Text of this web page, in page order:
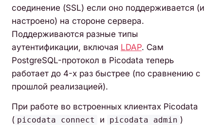
соединение (SSL) если оно поддерживается (и
настроено) на стороне сервера.
Поддерживаются разные типы
аутентификации, включая LDAP. Сам
PostgreSQL-протокол в Picodata теперь
работает до 4-х раз быстрее (по сравнению с
прошлой реализацией).
При работе во встроенных клиентах Picodata
( picodata connect и picodata admin )